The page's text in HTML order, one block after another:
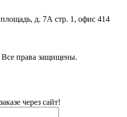
д. 7А стр. 1, офис 414
права защищены.
через сайт!